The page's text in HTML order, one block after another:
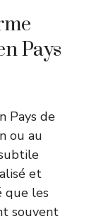
Pays
Pays de
ou au
et
que les
souvent